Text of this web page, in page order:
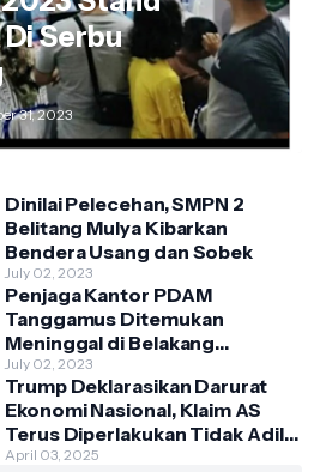
Serbu
31, 2023
Dinilai Pelecehan, SMPN 2
Belitang Mulya Kibarkan
Bendera Usang dan Sobek
July 02, 2023
Penjaga Kantor PDAM
Tanggamus Ditemukan
Meninggal di Belakang
Kantornya.
July 02, 2023
Trump Deklarasikan Darurat
Ekonomi Nasional, Klaim AS
Terus Diperlakukan Tidak Adil
oleh Negara Asing"
April 03, 2025